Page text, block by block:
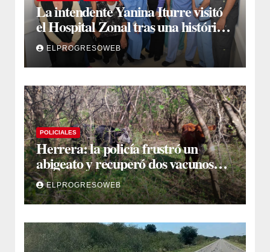
La intendente Yanina Iturre visitó
el Hospital Zonal tras una histórica
jornada de intervenciones
laparoscópicas
ELPROGRESOWEB
POLICIALES
Herrera: la policía frustró un
abigeato y recuperó dos vacunos
ocultos en una zona montuosa
ELPROGRESOWEB